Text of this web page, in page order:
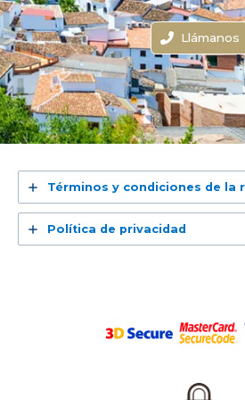
Llámanos
Términos y condiciones de la
Política de privacidad